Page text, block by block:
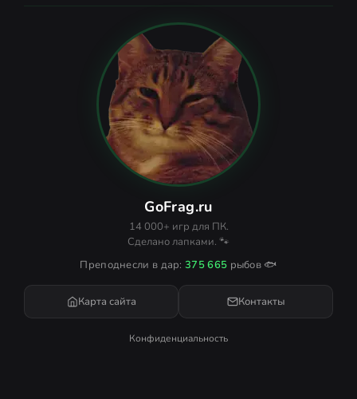
GoFrag.ru
14 000+ игр для ПК.
Сделано лапками. 🐾
Преподнесли в дар:375 665 рыбов 🐟
Карта сайта Контакты
Конфиденциальность